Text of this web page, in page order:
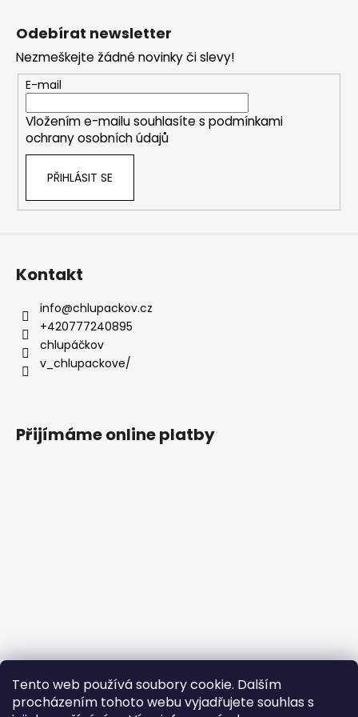
Tento web používá soubory cookie. Dalším
procházením tohoto webu vyjadřujete souhlas s
Odebírat newsletter
Nezmeškejte žádné novinky či slevy!
E-mail
Vložením e-mailu souhlasíte s podmínkami
ochrany osobních údajů
PŘIHLÁSIT SE
Kontakt
info@chlupackov.cz
+420777240895
chlupáčkov
v_chlupackove/
Přijímáme online platby